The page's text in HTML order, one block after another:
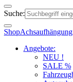
Suche:
Shop
Angebote:
NEU !
SALE %